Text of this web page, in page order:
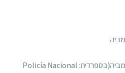
המשטרה הלאומית של קולומביה(בספרדית: Policía Nacional